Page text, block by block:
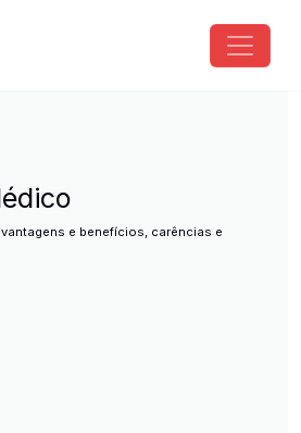
Comercial
e benefícios, carências e